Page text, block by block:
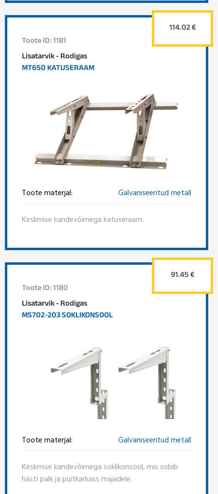
Toote ID: 1181
Lisatarvik - Rodigas
MT650 KATUSERAAM
Toote materjal: Galvaniseeritud metall
Keskmise kandevõimega katuseraam.
114.02 €
Toote ID: 1180
Lisatarvik - Rodigas
MS702-203 SOKLIKONSOOL
Toote materjal: Galvaniseeritud metall
Keskmise kandevõimega soklikonsool, mis sobib
hästi palk ja puitkarkass majadele.
91.45 €